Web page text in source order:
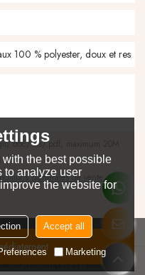
.doc/.xls/.pdf, maximum 20M
générales de vente
Co.,LtdSupport By BEE Cloud
the best possible
to analyze user
the website for
Accept all
Marketing